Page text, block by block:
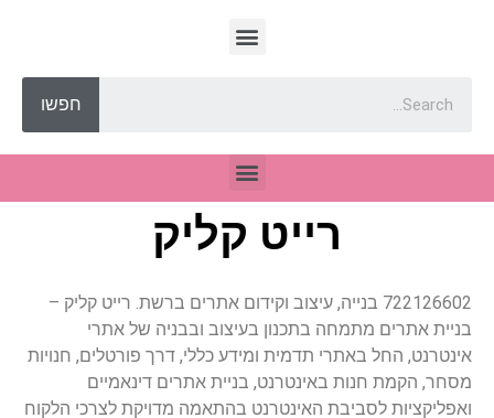
חפשו
רייט קליק
722126602 בנייה, עיצוב וקידום אתרים ברשת. רייט קליק –
בניית אתרים מתמחה בתכנון בעיצוב ובבניה של אתרי
אינטרנט, החל באתרי תדמית ומידע כללי, דרך פורטלים, חנויות
מסחר, הקמת חנות באינטרנט, בניית אתרים דינאמיים
ואפליקציות לסביבת האינטרנט בהתאמה מדויקת לצרכי הלקוח